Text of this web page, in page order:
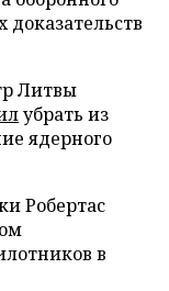
Литвы
убрать из
ядерного
Робертас
в